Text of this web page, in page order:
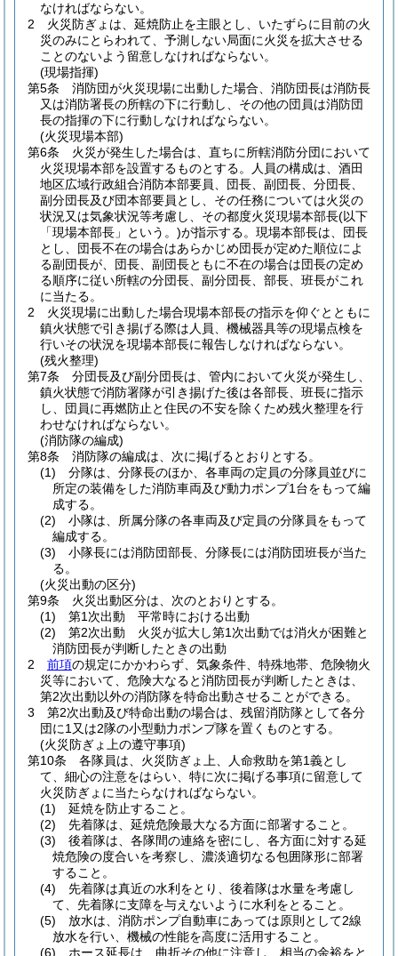
なければならない。
2
火災防ぎょは、延焼防止を主眼とし、いたずらに目前の火
災のみにとらわれて、予測しない局面に火災を拡大させる
ことのないよう留意しなければならない。
(現場指揮)
第5条
消防団が火災現場に出動した場合、消防団長は消防長
又は消防署長の所轄の下に行動し、その他の団員は消防団
長の指揮の下に行動しなければならない。
(火災現場本部)
第6条
火災が発生した場合は、直ちに所轄消防分団において
火災現場本部を設置するものとする。
人員の構成は、酒田
地区広域行政組合消防本部要員、団長、副団長、分団長、
副分団長及び団本部要員とし、その任務については火災の
状況又は気象状況等考慮し、その都度火災現場本部長(以下
「現場本部長」という。)が指示する。 現場本部長は、団長
とし、団長不在の場合はあらかじめ団長が定めた順位によ
る副団長が、団長、副団長ともに不在の場合は団長の定め
る順序に従い所轄の分団長、副分団長、部長、班長がこれ
に当たる。
2
火災現場に出動した場合現場本部長の指示を仰ぐとともに
鎮火状態で引き揚げる際は人員、機械器具等の現場点検を
行いその状況を現場本部長に報告しなければならない。
(残火整理)
第7条
分団長及び副分団長は、管内において火災が発生し、
鎮火状態で消防署隊が引き揚げた後は各部長、班長に指示
し、団員に再燃防止と住民の不安を除くため残火整理を行
わせなければならない。
(消防隊の編成)
第8条
消防隊の編成は、次に掲げるとおりとする。
(1)
分隊は、分隊長のほか、各車両の定員の分隊員並びに
所定の装備をした消防車両及び動力ポンプ1台をもって編
成する。
(2)
小隊は、所属分隊の各車両及び定員の分隊員をもって
編成する。
(3)
小隊長には消防団部長、分隊長には消防団班長が当た
る。
(火災出動の区分)
第9条
火災出動区分は、次のとおりとする。
(1)
第1次出動 平常時における出動
(2)
第2次出動 火災が拡大し第1次出動では消火が困難と
消防団長が判断したときの出動
2
前項の規定にかかわらず、気象条件、特殊地帯、危険物火
災等において、危険大なると消防団長が判断したときは、
第2次出動以外の消防隊を特命出動させることができる。
3
第2次出動及び特命出動の場合は、残留消防隊として各分
団に1又は2隊の小型動力ポンプ隊を置くものとする。
(火災防ぎょ上の遵守事項)
第10条
各隊員は、火災防ぎょ上、人命救助を第1義とし
て、細心の注意をはらい、特に次に掲げる事項に留意して
火災防ぎょに当たらなければならない。
(1)
延焼を防止すること。
(2)
先着隊は、延焼危険最大なる方面に部署すること。
(3)
後着隊は、各隊間の連絡を密にし、各方面に対する延
焼危険の度合いを考察し、濃淡適切なる包囲隊形に部署
すること。
(4)
先着隊は真近の水利をとり、後着隊は水量を考慮し
て、先着隊に支障を与えないように水利をとること。
(5)
放水は、消防ポンプ自動車にあっては原則として2線
放水を行い、機械の性能を高度に活用すること。
(6)
ホース延長は、曲折その他に注意し、相当の余裕をと